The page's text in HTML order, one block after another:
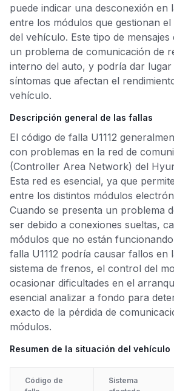
puede indicar una desconexión en
entre los módulos que gestionan
del vehículo. Este tipo de
un problema de comunicación de
interno del auto, y podría dar lugar
síntomas que afectan el
vehículo.
Descripción general de las fallas
El código de falla U1112
con problemas en la red de
(Controller Area Network) del
Esta red es esencial, ya que
entre los distintos módulos
Cuando se presenta un problema
ser debido a conexiones sueltas,
módulos que no están
falla U1112 podría causar fallos en
sistema de frenos, el control del
ocasionar dificultades en el
esencial analizar a fondo para
exacto de la pérdida de
módulos.
Resumen de la situación del vehículo
Código de
Sistema